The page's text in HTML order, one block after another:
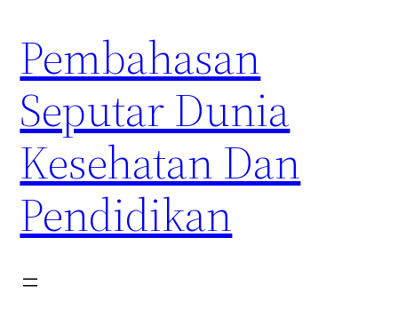
content
Pembahasan
Seputar Dunia
Kesehatan Dan
Pendidikan